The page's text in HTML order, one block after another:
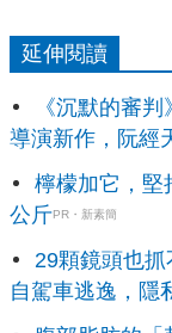
延伸閱讀
《沉默的審
導演新作，阮經
檸檬加它，堅
公斤PR・新素簡
29顆鏡頭也
自駕車逃逸，隱